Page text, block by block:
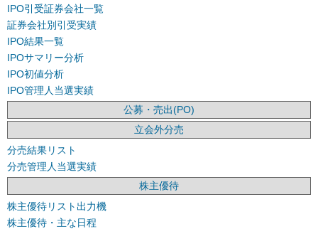
IPO引受証券会社一覧
証券会社別引受実績
IPO結果一覧
IPOサマリー分析
IPO初値分析
IPO管理人当選実績
公募・売出(PO)
立会外分売
分売結果リスト
分売管理人当選実績
株主優待
株主優待リスト出力機
株主優待・主な日程